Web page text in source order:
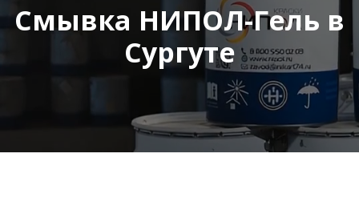
Смывка НИПОЛ-Гель в
Сургуте